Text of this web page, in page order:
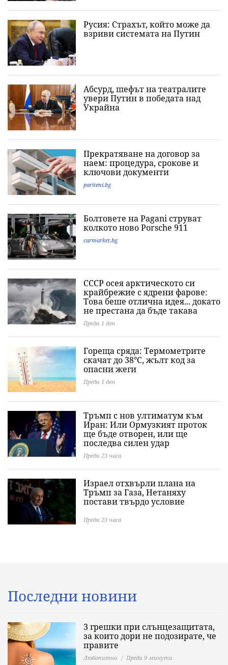
Русия: Страхът, който може да
взриви системата на Путин
Абсурд, шефът на театралите
увери Путин в победата над
Украйна
Прекратяване на договор за
наем: процедура, срокове и
ключови документи
pariteni.bg
Болтовете на Pagani струват
колкото ново Porsche 911
carmarket.bg
СССР осея арктическото си
крайбрежие с ядрени фарове:
Това беше отлична идея... докато
не престана да бъде такава
Преди 1 ден
Гореща сряда: Термометрите
скачат до 38°C, жълт код за
опасни жеги
Преди 1 ден
Тръмп с нов ултиматум към
Иран: Или Ормузкият проток
ще бъде отворен, или ще
последва силен удар
Преди 23 часа
Израел отхвърли плана на
Тръмп за Газа, Нетаняху
постави твърдо условие
Преди 23 часа
Последни новини
3 грешки при слънцезащитата,
за които дори не подозирате, че
правите
Любопитно Преди 9 минути